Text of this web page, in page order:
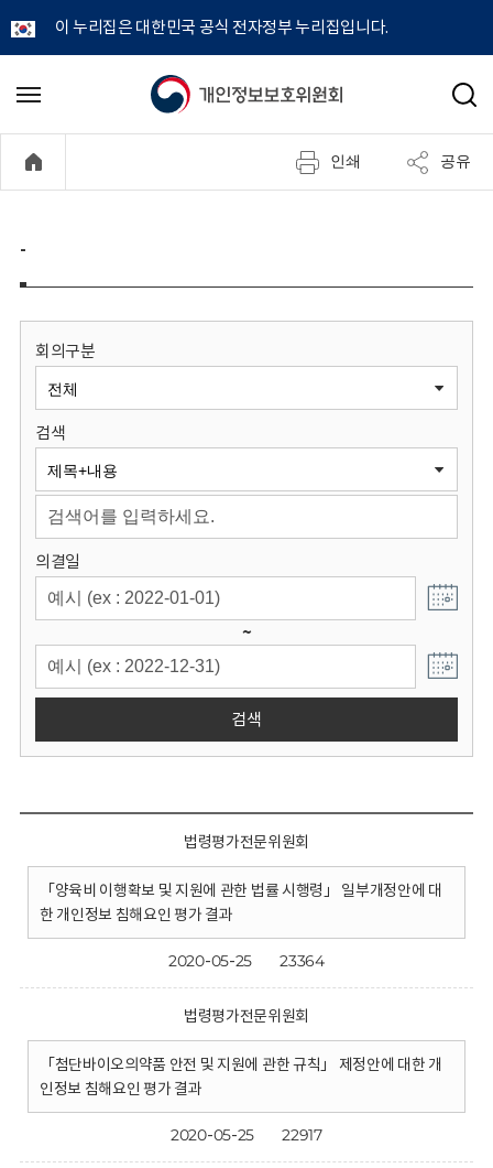
이 누리집은 대한민국 공식 전자정부 누리집입니다.
개
정
보
원
회
메
기
검
인쇄 공유
-
회의구분
검색
의결일
~
검색
법령평가전문위원회
「양육비 이행확보 및 지원에 관한 법률 시행령」 일부개정안에 대
한 개인정보 침해요인 평가 결과
2020-05-25 23364
법령평가전문위원회
「첨단바이오의약품 안전 및 지원에 관한 규칙」 제정안에 대한 개
인정보 침해요인 평가 결과
2020-05-25 22917